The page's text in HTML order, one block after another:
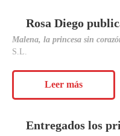
Rosa Diego
Malena, la princesa sin
S.L.
Leer más
Entregados los